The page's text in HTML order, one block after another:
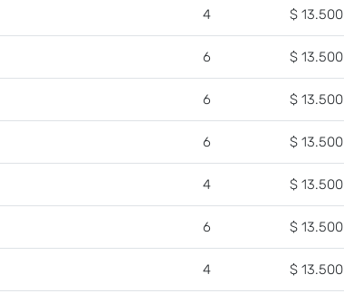
4 $ 13.500
6 $ 13.500
6 $ 13.500
6 $ 13.500
4 $ 13.500
6 $ 13.500
4 $ 13.500